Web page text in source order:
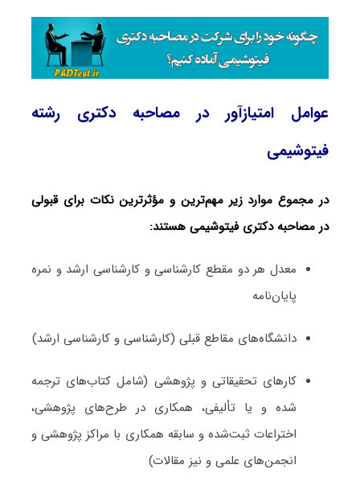
عوامل امتیازآور در مصاحبه دکتری رشته
فیتوشیمی
در مجموع موارد زیر مهم‌ترین و مؤثرترین نکات برای قبولی
در مصاحبه دکتری فیتوشیمی هستند:
معدل هر دو مقطع کارشناسی و کارشناسی ارشد و نمره
پایان‌نامه
دانشگاه‌های مقاطع قبلی (کارشناسی و کارشناسی ارشد)
کارهای تحقیقاتی و پژوهشی (شامل کتاب‌های ترجمه­‌
شده و یا تألیفی، همکاری در طرح‌های پژوهشی،
اختراعات ثبت‌­شده و سابقه همکاری با مراکز پژوهشی و
انجمن‌های علمی و نیز مقالات)